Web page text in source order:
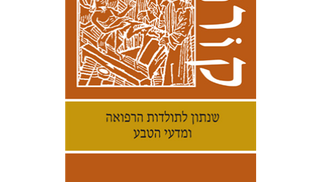
הנחת אתר ספר מודפס
$42
$38